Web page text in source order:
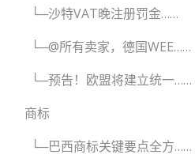
└─沙特VAT晚注册罚金……
└─@所有卖家，德国WEE……
└─预告！欧盟将建立统一……
商标
└─巴西商标关键要点全方……